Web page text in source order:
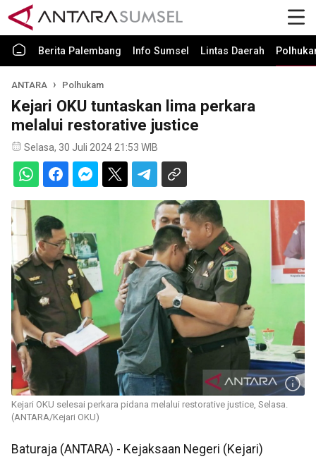
Berita Palembang Info Sumsel Lintas Daerah
ANTARA Polhukam
Kejari OKU tuntaskan lima perkara
melalui restorative justice
Selasa, 30 Juli 2024 21:53 WIB
Kejari OKU selesai perkara pidana melalui restorative justice, Selasa.
(ANTARA/Kejari OKU)
Baturaja (ANTARA) - Kejaksaan Negeri (Kejari)